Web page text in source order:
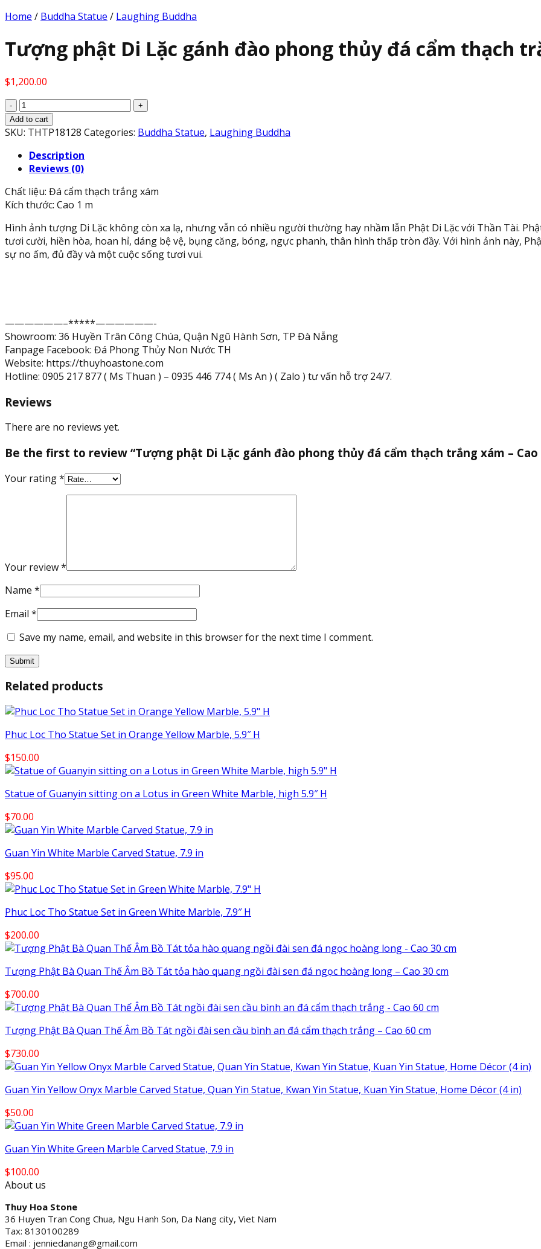
Home / Buddha Statue / Laughing Buddha
Tượng phật Di Lặc gánh đào phong thủy đá cẩm thạch
$1,200.00
Tượng
phật
Di
gánh
đào
thủy
đá
cẩm
thạch
trắng
Add to cart
SKU: THTP18128 Categories: Buddha Statue, Laughing Buddha
Description
Reviews (0)
Chất liệu: Đá cẩm thạch trắng xám
Kích thước: Cao 1 m
Hình ảnh tượng Di Lặc không còn xa lạ, nhưng vẫn có nhiều người thường hay nhầm lẫn Phật Di Lặc với Thần Tài.
tươi cười, hiền hòa, hoan hỉ, dáng bệ vệ, bụng căng, bóng, ngực phanh, thân hình thấp tròn đầy. Với hình ảnh này,
sự no ấm, đủ đầy và một cuộc sống tươi vui.
——————–*****——————-
Showroom: 36 Huyền Trân Công Chúa, Quận Ngũ Hành Sơn, TP Đà Nẵng
Fanpage Facebook: Đá Phong Thủy Non Nước TH
Website: https://thuyhoastone.com
Hotline: 0905 217 877 ( Ms Thuan ) – 0935 446 774 ( Ms An ) ( Zalo ) tư vấn hỗ trợ 24/7.
Reviews
There are no reviews yet.
Be the first to review “Tượng phật Di Lặc gánh đào phong thủy đá cẩm thạch trắng xám – Cao
Your rating*
Your review*
Name *
Email *
Save my name, email, and website in this browser for the next time I comment.
Related products
Phuc Loc Tho Statue Set in Orange Yellow Marble, 5.9″ H
$150.00
Statue of Guanyin sitting on a Lotus in Green White Marble, high 5.9″ H
$70.00
Guan Yin White Marble Carved Statue, 7.9 in
$95.00
Phuc Loc Tho Statue Set in Green White Marble, 7.9″ H
$200.00
Tượng Phật Bà Quan Thế Âm Bồ Tát tỏa hào quang ngồi đài sen đá ngọc hoàng long – Cao 30 cm
$700.00
Tượng Phật Bà Quan Thế Âm Bồ Tát ngồi đài sen cầu bình an đá cẩm thạch trắng – Cao 60 cm
$730.00
Guan Yin Yellow Onyx Marble Carved Statue, Quan Yin Statue, Kwan Yin Statue, Kuan Yin Statue, Home Décor (4 in)
$50.00
Guan Yin White Green Marble Carved Statue, 7.9 in
$100.00
About us
Thuy Hoa Stone
36 Huyen Tran Cong Chua, Ngu Hanh Son, Da Nang city, Viet Nam
Tax: 8130100289
Email : jenniedanang@gmail.com